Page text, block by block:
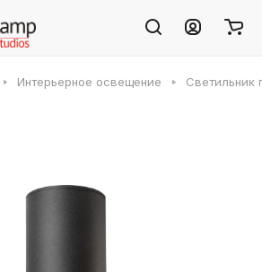
Интерьерное освещение Светильник